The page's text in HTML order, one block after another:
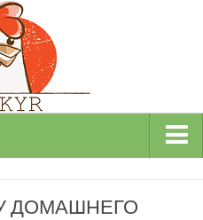
ДОМАШНЕГО